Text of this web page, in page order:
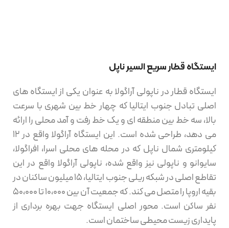
ایستگاه قطار سریع السیر ناپل
ایستگاه قطار در ناپولی آراگولا به عنوان یکی از ایستگاه های
اصلی تبادل جنوب ایتالیا که چهار خط بین شهری با سرعت
بالا، سه خط بین منطقه ای و یک خط رفت و آمد محلی را ارائه
می دهد، طراحی شده است. این ایستگاه آراگولا واقع در 12
کیلومتری شمال ناپل که در محله های محلی اسرا، افراگولا،
سایوانو و ناپولی نیز واقع شده، ناپولی آراگولا واقع در این
تقاطع اصلی در شبکه ریلی جنوب ایتالیا، 15 میلیون ساکنان در
بقیه اروپا را متصل می کند. که جمعیت آن بین 10،000 تا 50،000
نفر ساکن است. محور اصلی ایستگاه جهت بهره برداری از
پایداری زیست محیطی ساختمان است.